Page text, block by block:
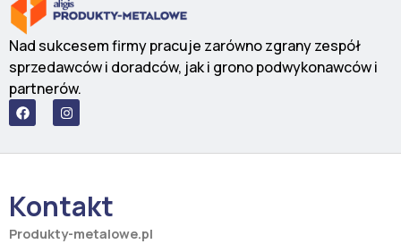
Nad sukcesem firmy pracuje zarówno zgrany zespół
sprzedawców i doradców, jak i grono podwykonawców i
partnerów.
F
a
c
b
k
I
n
s
a
a
m
Kontakt
Produkty-metalowe.pl